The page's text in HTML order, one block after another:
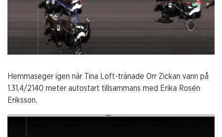
Hemmaseger igen när Tina Loft-tränade Orr Zickan vann på
1.31,4/2140 meter autostart tillsammans med Erika Rosén
Eriksson.